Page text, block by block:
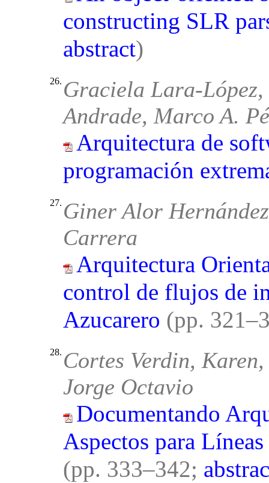
constructing SLR
abstract)
26. Graciela Lara-
Andrade, Marco A.
Arquitectura de
programación
27. Giner Alor
Carrera
Arquitectura
control de flujos de
Azucarero (pp.
28. Cortes Verdin,
Jorge Octavio
Documentando
Aspectos para
(pp. 333–342;